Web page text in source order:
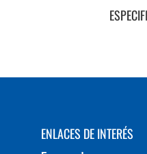
ENLACES DE INTERÉS